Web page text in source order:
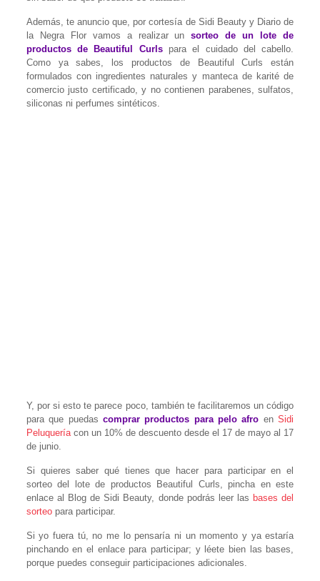
Además, te anuncio que, por cortesía de Sidi Beauty y Diario de
la Negra Flor vamos a realizar unsorteo de un lote de
productos de Beautiful Curlspara el cuidado del cabello.
Como ya sabes, los productos de Beautiful Curls están
formulados con ingredientes naturales y manteca de karité de
comercio justo certificado, y no contienen parabenes, sulfatos,
siliconas ni perfumes sintéticos.
Y, por si esto te parece poco, también te facilitaremos un código
para que puedas comprar productos para pelo afro enSidi
Peluqueríacon un 10% de descuento desde el 17 de mayo al 17
de junio.
Si quieres saber qué tienes que hacer para participar en el
sorteo del lote de productos Beautiful Curls, pincha en este
enlace al Blog de Sidi Beauty, donde podrás leer las bases del
sorteopara participar.
Si yo fuera tú, no me lo pensaría ni un momento y ya estaría
pinchando en el enlace para participar; y léete bien las bases,
porque puedes conseguir participaciones adicionales.